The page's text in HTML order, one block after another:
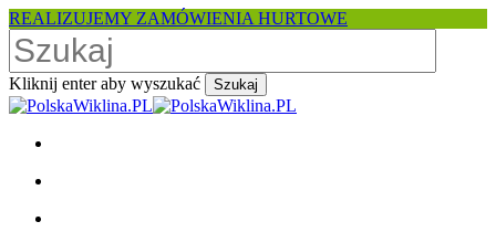
Skip
to
main
content
REALIZUJEMY ZAMÓWIENIA HURTOWE
Kliknij enter aby wyszukać Szukaj
Close